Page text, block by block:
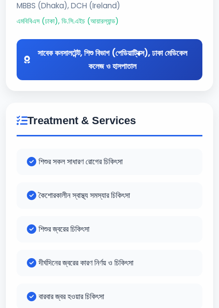
MBBS (Dhaka), DCH (Ireland)
এমবিবিএস (ঢাকা), ডি.সি.এইচ (আয়ারল্যান্ড)
সাবেক কনসালটেন্ট, শিশু বিভাগ (পেডিয়াট্রিক্স), ঢাকা মেডিকেল
কলেজ ও হাসপাতাল
Treatment & Services
শিশুর সকল সাধারণ রোগের চিকিৎসা
কৈশোরকালীন স্বাস্থ্য সমস্যার চিকিৎসা
শিশুর জ্বরের চিকিৎসা
দীর্ঘদিনের জ্বরের কারণ নির্ণয় ও চিকিৎসা
বারবার জ্বর হওয়ার চিকিৎসা